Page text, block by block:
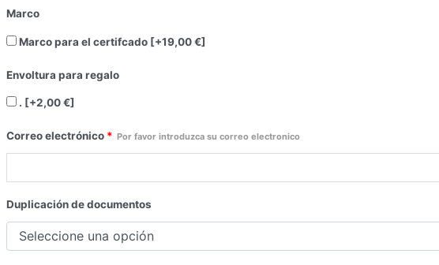
Marco
Marco para el certifcado [+19,00 €]
Envoltura para regalo
. [+2,00 €]
Correo electrónico * Por favor introduzca su correo electronico
Duplicación de documentos